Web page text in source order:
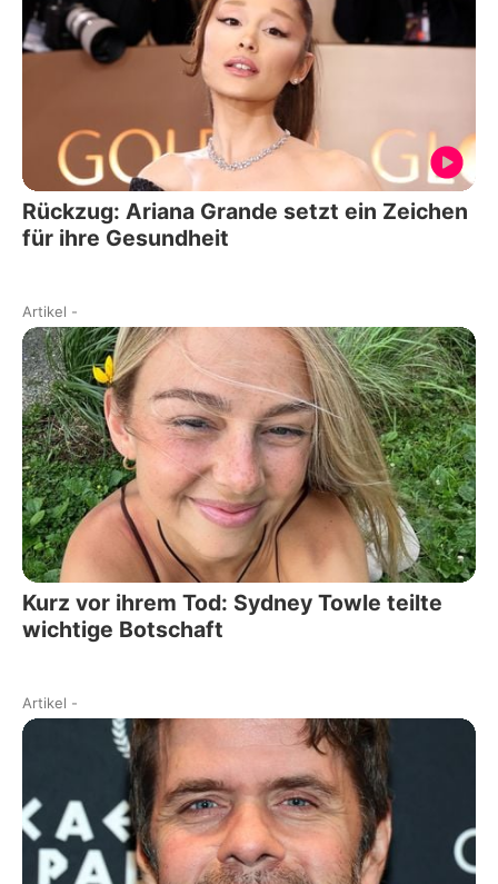
Rückzug: Ariana Grande setzt ein Zeichen
für ihre Gesundheit
Artikel -
Kurz vor ihrem Tod: Sydney Towle teilte
wichtige Botschaft
Artikel -